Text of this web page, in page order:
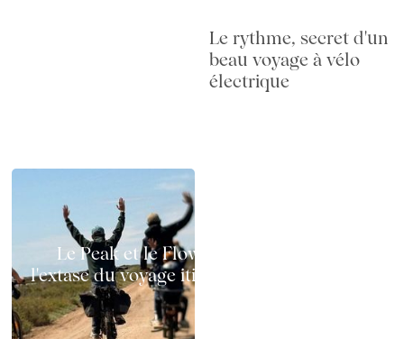
Le rythme, secret d'un
beau voyage à vélo
électrique
Le Peak et le Flow à vélo électrique :
l'extase du voyage itinérant sur deux roues